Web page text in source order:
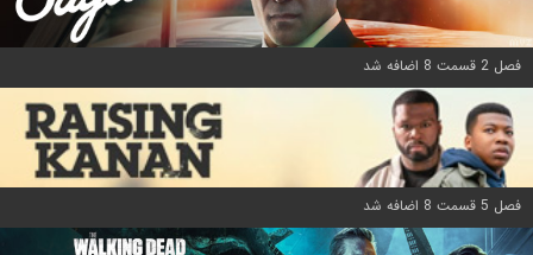
فصل 2 قسمت 8 اضافه شد
فصل 5 قسمت 8 اضافه شد